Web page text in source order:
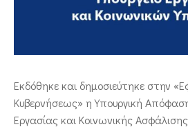
Εκδόθηκε και δημοσιεύτηκε στην
Κυβερνήσεως» η Υπουργική
Εργασίας και Κοινωνικής